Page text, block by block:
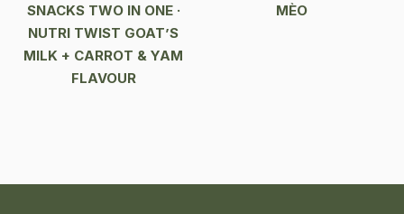
SNACKS TWO IN ONE ·
NUTRI TWIST GOAT’S
MILK + CARROT & YAM
FLAVOUR
MÈO